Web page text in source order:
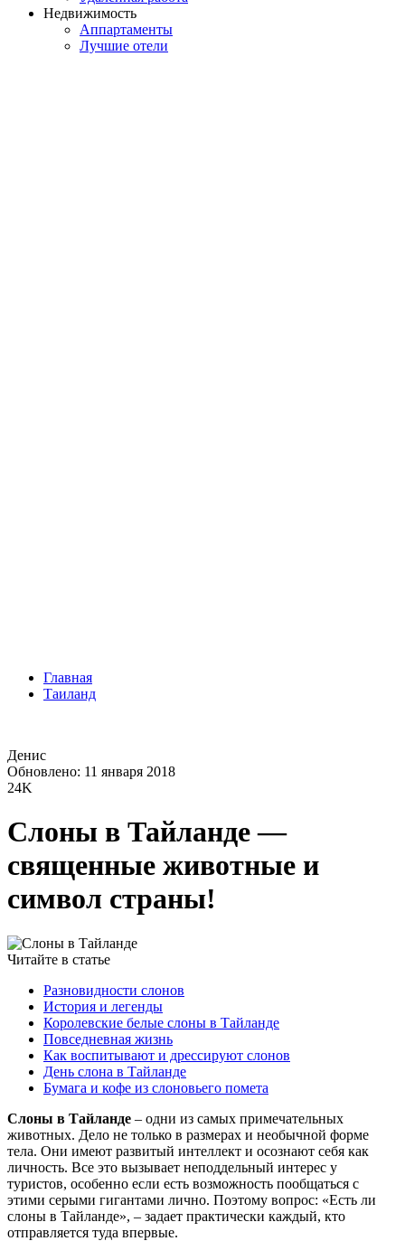
Недвижимость
Аппартаменты
Лучшие отели
Главная
Таиланд
Денис
Обновлено: 11 января 2018
24K
Слоны в Тайланде —
священные животные и
символ страны!
Читайте в статье
Разновидности слонов
История и легенды
Королевские белые слоны в Тайланде
Повседневная жизнь
Как воспитывают и дрессируют слонов
День слона в Тайланде
Бумага и кофе из слоновьего помета
Слоны в Тайланде – одни из самых примечательных
животных. Дело не только в размерах и необычной форме
тела. Они имеют развитый интеллект и осознают себя как
личность. Все это вызывает неподдельный интерес у
туристов, особенно если есть возможность пообщаться с
этими серыми гигантами лично. Поэтому вопрос: «Есть ли
слоны в Тайланде», – задает практически каждый, кто
отправляется туда впервые.